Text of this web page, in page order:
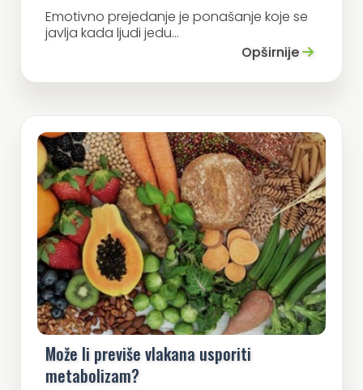
Emotivno prejedanje je ponašanje koje se
javlja kada ljudi jedu...
Opširnije
Može li previše vlakana usporiti
metabolizam?